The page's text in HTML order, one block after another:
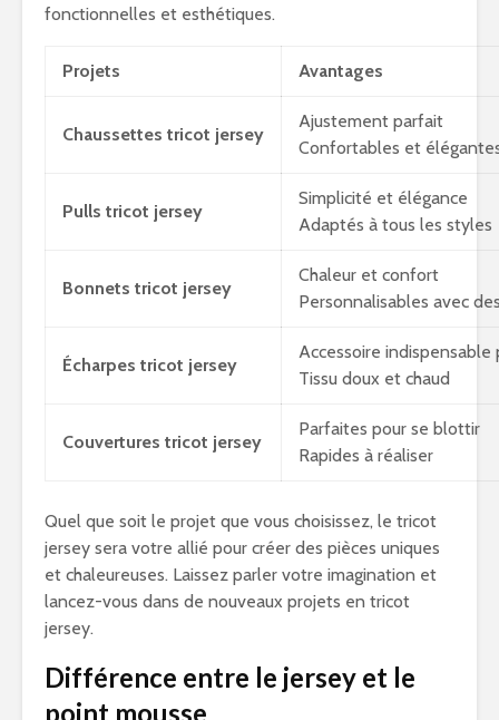
fonctionnelles et esthétiques.
Projets Avantages
Chaussettes tricot jersey
Ajustement parfait
Confortables et
Pulls tricot jersey
Simplicité et élégance
Adaptés à tous les styles
Bonnets tricot jersey
Chaleur et confort
Personnalisables avec
Écharpes tricot jersey
Accessoire indispensable
Tissu doux et chaud
Couvertures tricot jersey
Parfaites pour se blottir
Rapides à réaliser
Quel que soit le projet que vous choisissez, le tricot
jersey sera votre allié pour créer des pièces uniques
et chaleureuses. Laissez parler votre imagination et
lancez-vous dans de nouveaux projets en tricot
jersey.
Différence entre le jersey et le
point mousse